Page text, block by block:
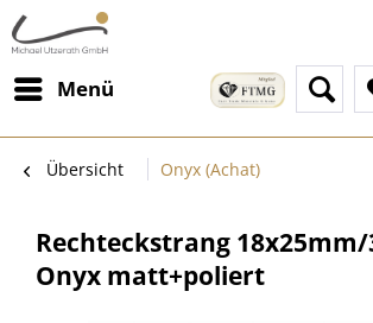
Menü
Übersicht Onyx (Achat)
Rechteckstrang 18x25mm/
Onyx matt+poliert